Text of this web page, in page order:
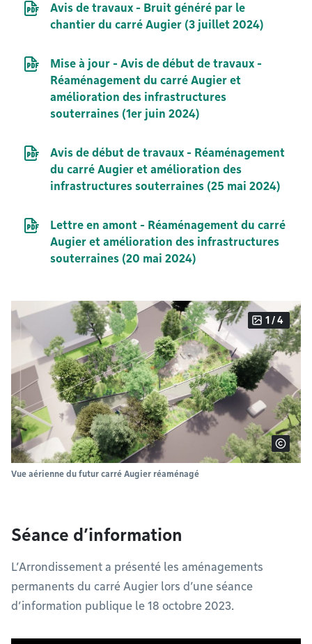
Document PDF
Avis de travaux - Bruit généré par le
chantier du carré Augier (3 juillet 2024)
Document PDF
Mise à jour - Avis de début de travaux -
Réaménagement du carré Augier et
amélioration des infrastructures
souterraines (1er juin 2024)
Document PDF
Avis de début de travaux - Réaménagement
du carré Augier et amélioration des
infrastructures souterraines (25 mai 2024)
Document PDF
Lettre en amont - Réaménagement du carré
Augier et amélioration des infrastructures
souterraines (20 mai 2024)
1 / 4
Vue aérienne du futur carré Augier réaménagé
Séance d’information
L’Arrondissement a présenté les aménagements
permanents du carré Augier lors d’une séance
d’information publique le 18 octobre 2023.